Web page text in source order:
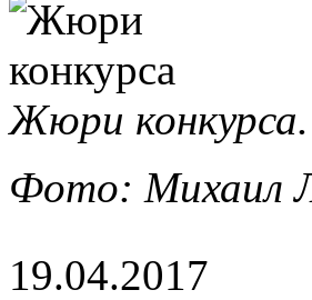
Жюри конкурса.
Фото: Михаил
19.04.2017